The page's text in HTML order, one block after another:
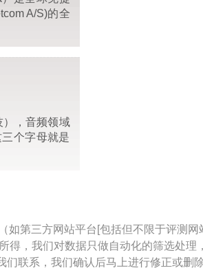
A/S)的全
），音频领域
个字母就是
如第三方网站平台[包括但不限于评测
得，我们对数据只做自动化的筛选处理
联系，我们确认后马上进行修正或删除